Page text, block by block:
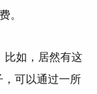
。
比如，居然有这
可以通过一所